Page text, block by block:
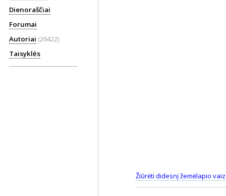
Dienoraščiai
Forumai
Autoriai (26422)
Taisyklės
Žiūrėti didesnį žemėlapio